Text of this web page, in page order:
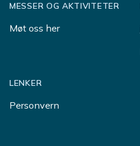
MESSER OG AKTIVITETER
Møt oss her
LENKER
Personvern